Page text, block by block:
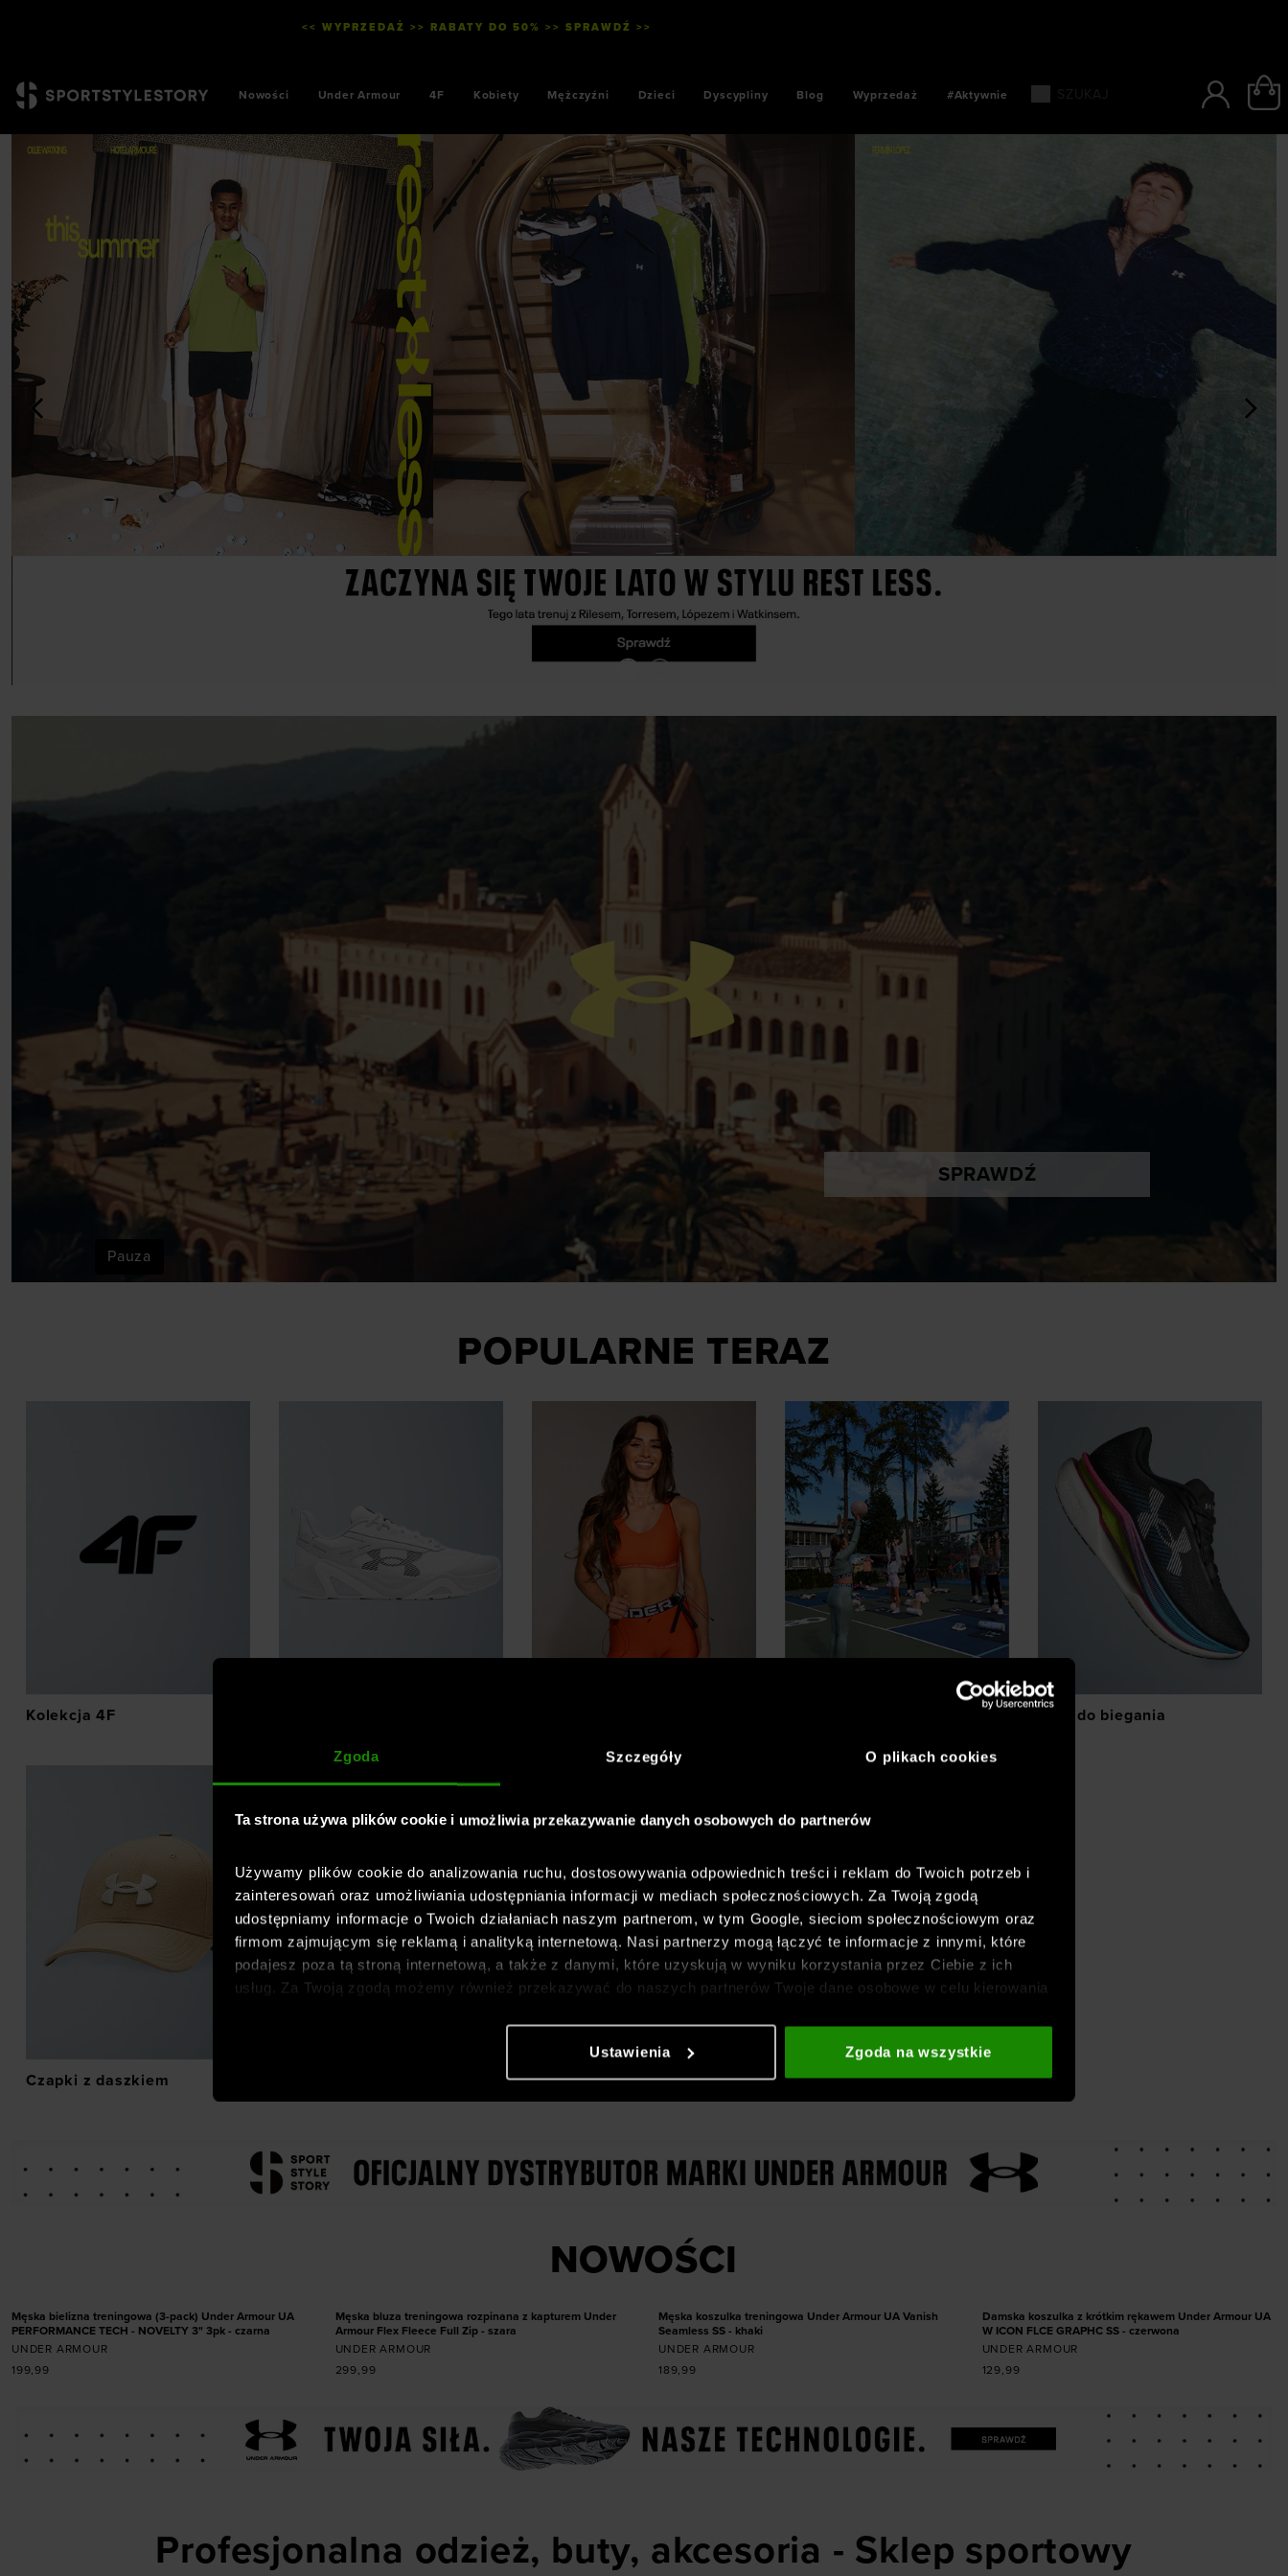
Zgoda Szczegóły O plikach cookies
Ta strona używa plików cookie i umożliwia przekazywanie danych osobowych do partnerów
Używamy plików cookie do analizowania ruchu, dostosowywania odpowiednich treści i reklam do Twoich potrzeb i
zainteresowań oraz umożliwiania udostępniania informacji w mediach społecznościowych. Za Twoją zgodą
udostępniamy informacje o Twoich działaniach naszym partnerom, w tym Google, sieciom społecznościowym oraz
firmom zajmującym się reklamą i analityką internetową. Nasi partnerzy mogą łączyć te informacje z innymi, które
podajesz poza tą stroną internetową, a także z danymi, które uzyskują w wyniku korzystania przez Ciebie z ich
usług. Za Twoją zgodą możemy również przekazywać do naszych partnerów Twoje dane osobowe w celu kierowania
społecznościowych). Szczegółowe informacje znajdziesz w naszej
Polityce prywatnościoraz sekcji „Szczegóły”
Ustawienia Zgoda na wszystkie
<< WYPRZEDAŻ >> RABATY DO 50% >> SPRAWDŹ >>
Nowości Under Armour 4F Kobiety Mężczyźni Dzieci Dyscypliny Blog Wyprzedaż #Aktywnie
<
SPRAWDŹ
Pauza
POPULARNE TERAZ
Kolekcja 4F Buty do biegania
Czapki z daszkiem
NOWOŚCI
Męska bielizna treningowa (3-pack) Under Armour UA
PERFORMANCE TECH - NOVELTY 3" 3pk - czarna
UNDER ARMOUR
199,99
Dodaj produkt w rozmiarze
Męska bluza treningowa rozpinana z kapturem Under
Armour Flex Fleece Full Zip - szara
UNDER ARMOUR
299,99
Dodaj produkt w rozmiarze
Męska koszulka treningowa Under Armour UA Vanish
Seamless SS - khaki
UNDER ARMOUR
189,99
Damska koszulka z krótkim rękawem Under Armour UA
W ICON FLCE GRAPHC SS - czerwona
UNDER ARMOUR
129,99
Profesjonalna odzież, buty, akcesoria - Sklep sportowy